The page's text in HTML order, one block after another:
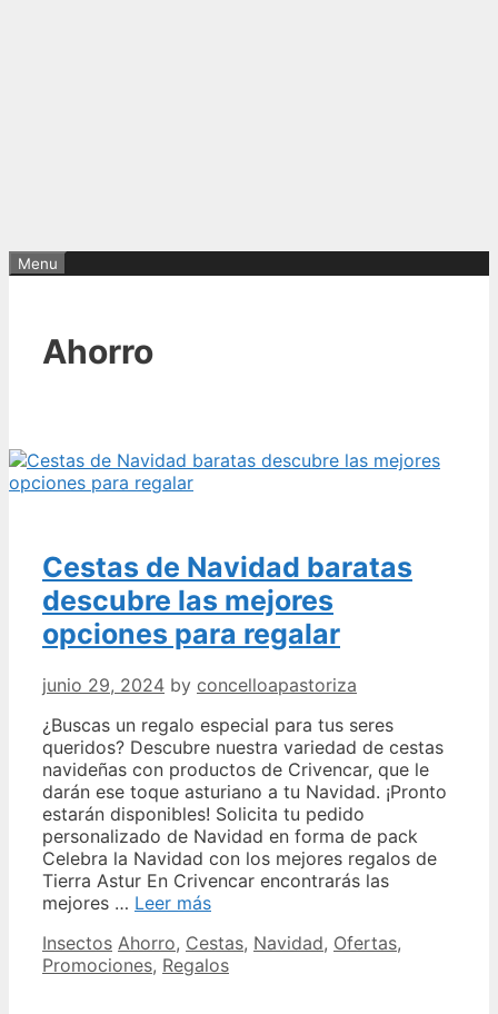
Menu
Ahorro
Cestas de Navidad baratas
descubre las mejores
opciones para regalar
junio 29, 2024 by concelloapastoriza
¿Buscas un regalo especial para tus seres
queridos? Descubre nuestra variedad de cestas
navideñas con productos de Crivencar, que le
darán ese toque asturiano a tu Navidad. ¡Pronto
estarán disponibles! Solicita tu pedido
personalizado de Navidad en forma de pack
Celebra la Navidad con los mejores regalos de
Tierra Astur En Crivencar encontrarás las
mejores … Leer másCestas
Navidad
baratas
Categories
Insectos Tags
Ahorro, Cestas, Navidad, Ofertas,
Promociones, Regalos